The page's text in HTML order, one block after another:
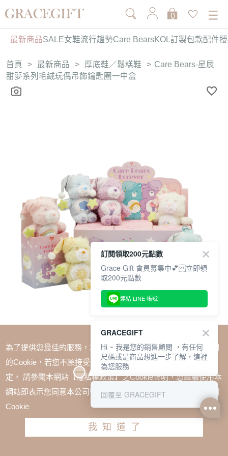
0
最新商品SALE女鞋流行趨勢Care BearsKOL訂製包款配件
首頁 > 最新商品 > 厚底鞋／鬆糕鞋 > Care Bears-星辰
甜夢系列毛絨玩偶吊飾鑰匙圈一中盒
Care Bears-星辰甜夢系列毛絨玩偶吊飾鑰匙圈一中盒
為了提供您最佳的服務，本網站會在您的電腦中放置並取用我們
的Cookie，若您不願接受Cookie時應如何變更電腦的Cookie設
定， 請參閱本網站【隱私權政策】之Cookie聲明，您繼續使用本
網站即表示您同意本公司得按本網站使用條款之Cookie聲明使用
Cookie
我知道了
訂閱領取200元點數
Grace Gift 會員募集中💕 立即領
取200元點數
連結 LINE 帳號
GRACEGIFT
Hi ~ 我是您的銷售顧問 ，有任何
尺碼或是商品想進一步了解，這裡
為您服務
回覆至 GRACEGIFT